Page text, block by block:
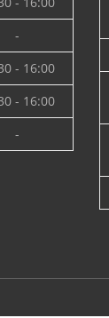
-
- 16:00
- 16:00
-